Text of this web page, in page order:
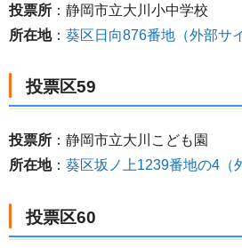
投票所 ：静岡市立大川小中学校
所在地： 葵区日向876番地（外部サ
投票区59
投票所 ：静岡市立大川こども園
所在地： 葵区坂ノ上1239番地の4（
投票区60